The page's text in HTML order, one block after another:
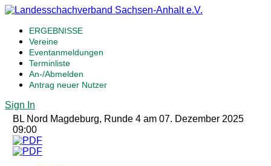
ERGEBNISSE
Vereine
Eventanmeldungen
Terminliste
An-/Abmelden
Antrag neuer Nutzer
Sign In
BL Nord Magdeburg, Runde 4 am 07. Dezember 2025
09:00